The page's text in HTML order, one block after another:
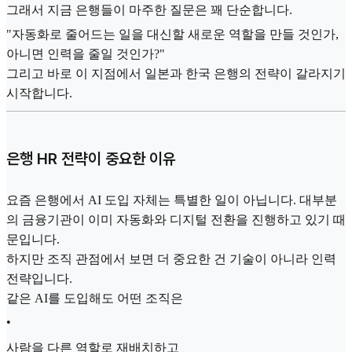
그래서 지금 은행들이 마주한 질문은 꽤 단순합니다.
"자동화로 줄어드는 일을 대신할 새로운 역할을 만들 것인가,
아니면 인력을 줄일 것인가?"
그리고 바로 이 지점에서 일본과 한국 은행의 전략이 갈라지기
시작합니다.
은행 HR 전략이 중요한 이유
요즘 은행에서 AI 도입 자체는 특별한 일이 아닙니다. 대부분
의 금융기관이 이미 자동화와 디지털 전환을 진행하고 있기 때
문입니다.
하지만 조직 관점에서 보면 더 중요한 건 기술이 아니라 인력
전략입니다.
같은 AI를 도입해도 어떤 조직은
•
사람을 다른 역할로 재배치하고